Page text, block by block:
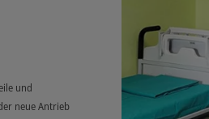
und
neue Antrieb